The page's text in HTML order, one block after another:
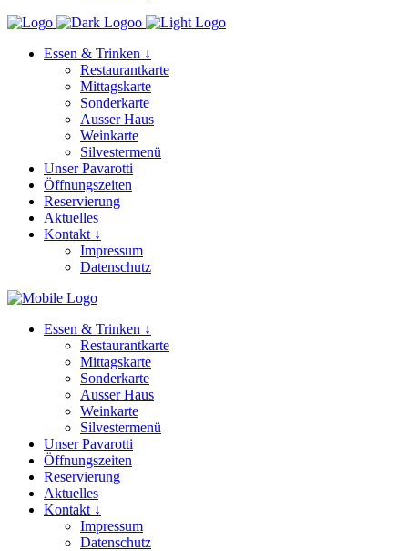
Essen & Trinken ↓
Restaurantkarte
Mittagskarte
Sonderkarte
Ausser Haus
Weinkarte
Silvestermenü
Unser Pavarotti
Öffnungszeiten
Reservierung
Aktuelles
Kontakt ↓
Impressum
Datenschutz
Essen & Trinken ↓
Restaurantkarte
Mittagskarte
Sonderkarte
Ausser Haus
Weinkarte
Silvestermenü
Unser Pavarotti
Öffnungszeiten
Reservierung
Aktuelles
Kontakt ↓
Impressum
Datenschutz